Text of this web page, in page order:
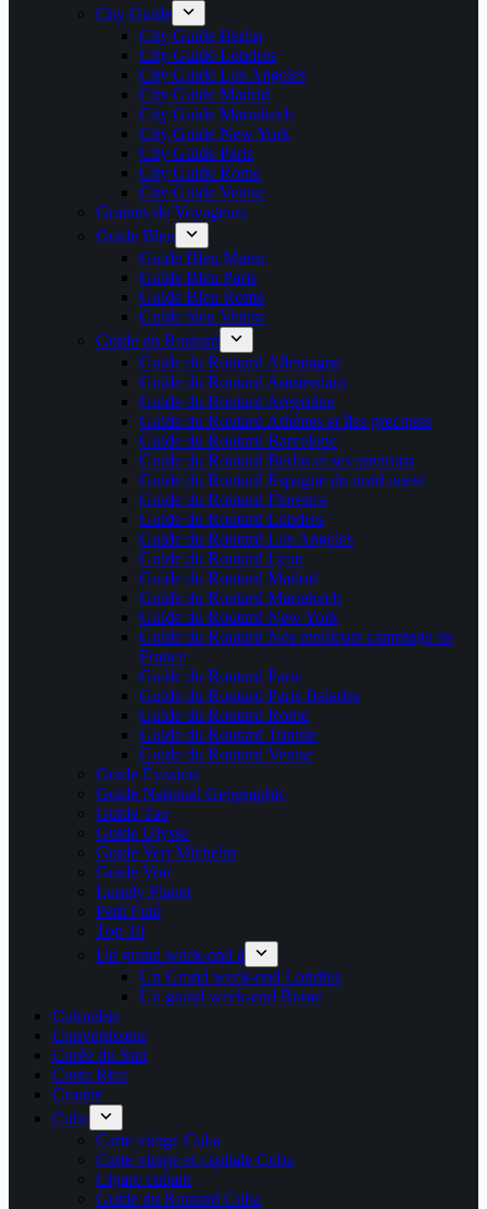
City Guide
City Guide Berlin
City Guide Londres
City Guide Los Angeles
City Guide Madrid
City Guide Marrakech
City Guide New York
City Guide Paris
City Guide Rome
City Guide Venise
Graines de Voyageurs
Guide Bleu
Guide Bleu Maroc
Guide Bleu Paris
Guide Bleu Rome
Guide bleu Venise
Guide du Routard
Guide du Routard Allemagne
Guide du Routard Amsterdam
Guide du Routard Argentine
Guide du Routard Athènes et îles grecques
Guide du Routard Barcelone
Guide du Routard Berlin et ses environs
Guide du Routard Espagne du nord ouest
Guide du Routard Florence
Guide du Routard Londres
Guide du Routard Los Angeles
Guide du Routard Lyon
Guide du Routard Madrid
Guide du Routard Marrakech
Guide du Routard New York
Guide du Routard Nos meilleurs campings en
France
Guide du Routard Paris
Guide du Routard Paris Balades
Guide du Routard Rome
Guide du Routard Tunisie
Guide du Routard Venise
Guide Évasion
Guide National Geographic
Guide Tao
Guide Ulysse
Guide Vert Michelin
Guide Voir
Lonely Planet
Petit Futé
Top 10
Un grand week-end à
Un Grand week-end Londres
Un grand week-end Rome
Colombie
Convertisseur
Corée du Sud
Costa Rica
Croatie
Cuba
Carte vierge Cuba
Carte vierge et capitale Cuba
Cigare cubain
Guide du Routard Cuba